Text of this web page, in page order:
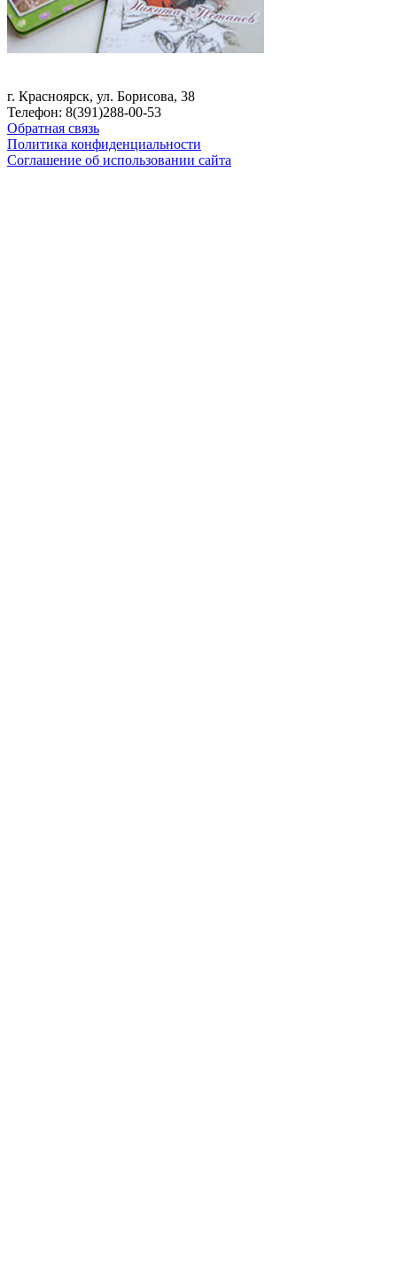
г. Красноярск, ул. Борисова, 38
Телефон: 8(391)288-00-53
Обратная связь
Политика конфиденциальности
Соглашение об использовании сайта